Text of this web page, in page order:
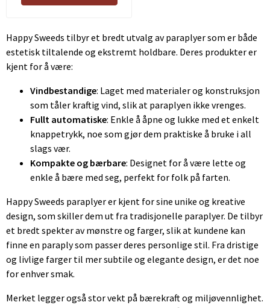
Happy Sweeds tilbyr et bredt utvalg av paraplyer som er både
estetisk tiltalende og ekstremt holdbare. Deres produkter er
kjent for å være:
Vindbestandige: Laget med materialer og konstruksjon
som tåler kraftig vind, slik at paraplyen ikke vrenges.
Fullt automatiske: Enkle å åpne og lukke med et enkelt
knappetrykk, noe som gjør dem praktiske å bruke i all
slags vær.
Kompakte og bærbare: Designet for å være lette og
enkle å bære med seg, perfekt for folk på farten.
Happy Sweeds paraplyer er kjent for sine unike og kreative
design, som skiller dem ut fra tradisjonelle paraplyer. De tilbyr
et bredt spekter av mønstre og farger, slik at kundene kan
finne en paraply som passer deres personlige stil. Fra dristige
og livlige farger til mer subtile og elegante design, er det noe
for enhver smak.
Merket legger også stor vekt på bærekraft og miljøvennlighet.